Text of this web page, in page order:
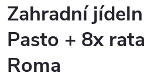
Zahradní
Pasto + 8x
Roma